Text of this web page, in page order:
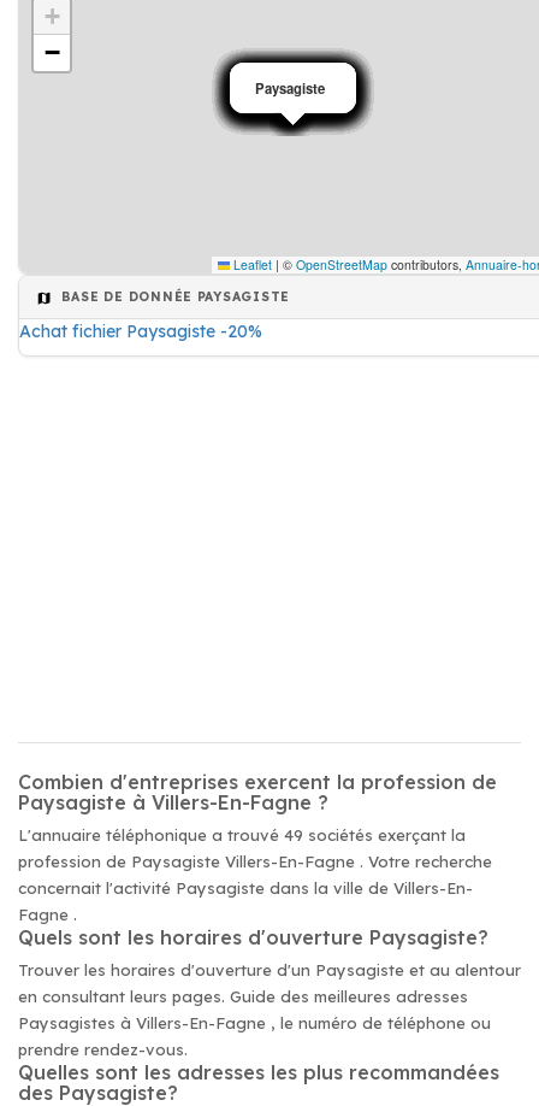
Paysagiste
Paysagiste
Paysagiste
Paysagiste
Paysagiste
Paysagiste
Paysagiste
Paysagiste
Paysagiste
Paysagiste
Paysagiste
Paysagiste
Paysagiste
Paysagiste
Paysagiste
Paysagiste
Paysagiste
Paysagiste
Paysagiste
Paysagiste
+
−
Leaflet | © OpenStreetMap contributors, Annuaire-
BASE DE DONNÉE PAYSAGISTE
Achat fichier Paysagiste -20%
Combien d'entreprises exercent la profession de
Paysagiste à Villers-En-Fagne ?
L'annuaire téléphonique a trouvé 49 sociétés exerçant la
profession de Paysagiste Villers-En-Fagne . Votre recherche
concernait l'activité Paysagiste dans la ville de Villers-En-
Fagne .
Quels sont les horaires d'ouverture Paysagiste?
Trouver les horaires d'ouverture d'un Paysagiste et au alentour
en consultant leurs pages. Guide des meilleures adresses
Paysagistes à Villers-En-Fagne , le numéro de téléphone ou
prendre rendez-vous.
Quelles sont les adresses les plus recommandées
des Paysagiste?